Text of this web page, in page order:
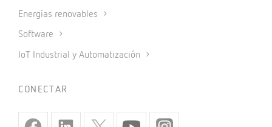
Energías renovables
Software
IoT Industrial y Automatización
CONECTAR